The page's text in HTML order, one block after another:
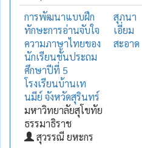
การพัฒนาแบบฝึก
ทักษะการอ่านจับใจ
ความภาษาไทยของ
นักเรียนชั้นประถม
ศึกษาปีที่ 5
โรงเรียนบ้านเท
นมีย์ จังหวัดสุรินทร์
มหาวิทยาลัยสุโขทัย
ธรรมาธิราช
สุวรรณี ยหะกร
สุภนา
เอี่ยม
สะอาด